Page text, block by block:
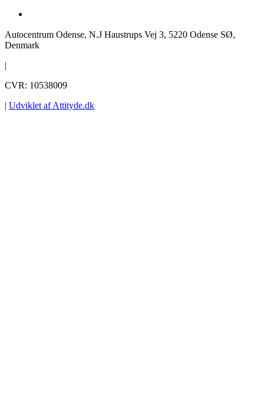
Autocentrum Odense, N.J Haustrups Vej 3, 5220 Odense SØ,
Denmark
|
CVR: 10538009
| Udviklet af Attityde.dk